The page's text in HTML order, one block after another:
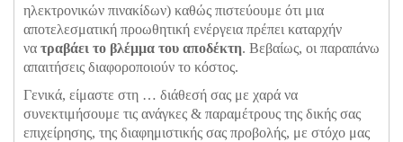
ηλεκτρονικών πινακίδων) καθώς πιστεύουμε ότι μια
αποτελεσματική προωθητική ενέργεια πρέπει καταρχήν
να τραβάει το βλέμμα του αποδέκτη. Βεβαίως, οι παραπάνω
απαιτήσεις διαφοροποιούν το κόστος.
Γενικά, είμαστε στη … διάθεσή σας με χαρά να
συνεκτιμήσουμε τις ανάγκες & παραμέτρους της δικής σας
επιχείρησης, της διαφημιστικής σας προβολής, με στόχο μας